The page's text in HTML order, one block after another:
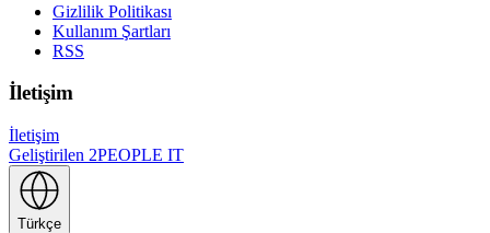
Gizlilik Politikası
Kullanım Şartları
RSS
İletişim
İletişim
Geliştirilen 2PEOPLE IT
Türkçe